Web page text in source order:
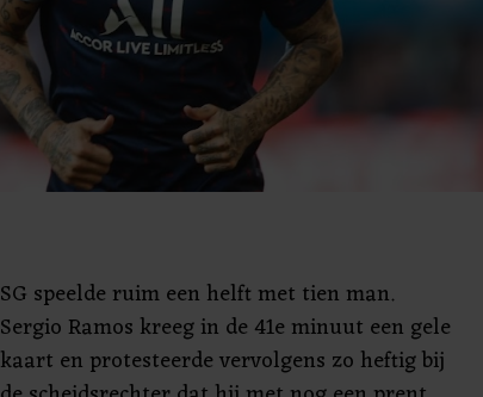
SG speelde ruim een helft met tien man.
Sergio Ramos kreeg in de 41e minuut een gele
kaart en protesteerde vervolgens zo heftig bij